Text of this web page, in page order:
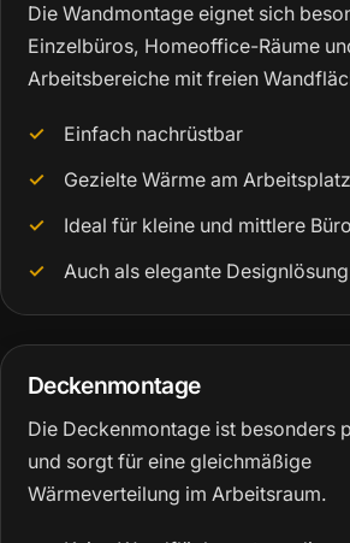
Die Wandmontage eignet sich
Einzelbüros, Homeoffice-Räume
Arbeitsbereiche mit freien
Einfach nachrüstbar
Gezielte Wärme am Arbeitsplatz
Ideal für kleine und mittlere
Auch als elegante
Deckenmontage
Die Deckenmontage ist besonders
und sorgt für eine gleichmäßige
Wärmeverteilung im Arbeitsraum.